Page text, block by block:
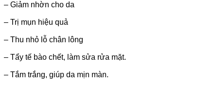
– Giảm nhờn cho da
– Trị mụn hiệu quả
– Thu nhỏ lỗ chân lông
– Tẩy tế bào chết, làm sửa rửa mặt.
– Tắm trắng, giúp da mịn màn.